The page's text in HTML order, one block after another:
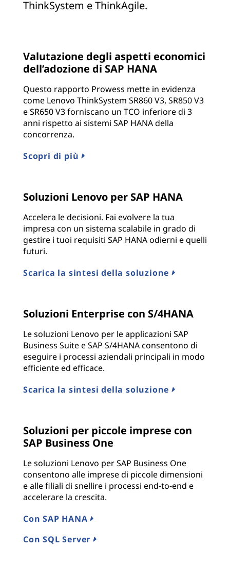
ThinkSystem e ThinkAgile.
Valutazione degli aspetti economici
dell’adozione di SAP HANA
Questo rapporto Prowess mette in evidenza
come Lenovo ThinkSystem SR860 V3, SR850 V3
e SR650 V3 forniscano un TCO inferiore di 3
anni rispetto ai sistemi SAP HANA della
concorrenza.
Scopri di più
Soluzioni Lenovo per SAP HANA
Accelera le decisioni. Fai evolvere la tua
impresa con un sistema scalabile in grado di
gestire i tuoi requisiti SAP HANA odierni e quelli
futuri.
Scarica la sintesi della soluzione
Soluzioni Enterprise con S/4HANA
Le soluzioni Lenovo per le applicazioni SAP
Business Suite e SAP S/4HANA consentono di
eseguire i processi aziendali principali in modo
efficiente ed efficace.
Scarica la sintesi della soluzione
Soluzioni per piccole imprese con
SAP Business One
Le soluzioni Lenovo per SAP Business One
consentono alle imprese di piccole dimensioni
e alle filiali di snellire i processi end-to-end e
accelerare la crescita.
Con SAP HANA
Con SQL Server